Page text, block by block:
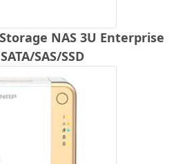
NAS 3U Enterprise
SAS/SSD